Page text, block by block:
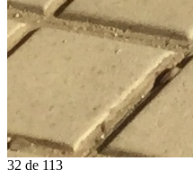
32 de 113